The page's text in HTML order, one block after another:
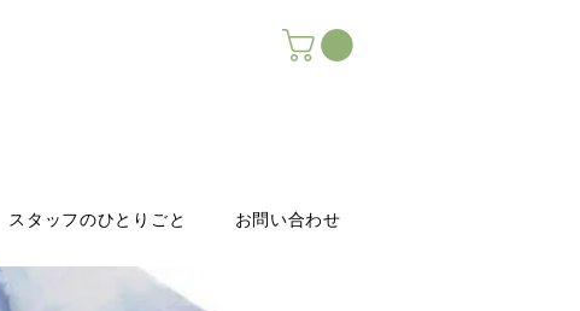
スタッフのひとりごと お問い合わせ